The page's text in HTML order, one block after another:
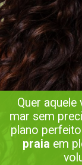
Quer
mar sem
plano
praia em